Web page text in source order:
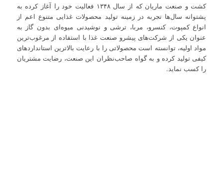
کشت و صنعت ماریان که از سال ۱۳۴۸ فعالیت خود را آغاز کرده به
پشتوانه سال‌ها تجربه در زمینه تولید محصولات غذایی متنوع اعم از
انواع کمپوت، کنسرو، مربا، ترشی و نوشیدنی میوه‌ای بدون گاز به
عنوان یکی از شرکت‌های پیشرو صنعت غذا با استفاده از مرغوب‌ترین
مواد اولیه، توانسته است محصولاتی را با رعایت بالاترین استانداردهای
کیفی تولید کرده و به گواه صاحب‌نظران این صنعت، رضایت مشتریان
را کسب نماید.